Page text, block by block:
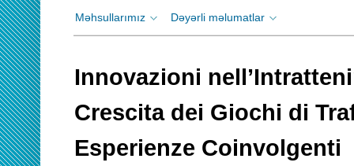
Məhsullarımız Dəyərli məlumatlar
Innovazioni
Crescita dei Giochi di
Esperienze Coinvolgenti